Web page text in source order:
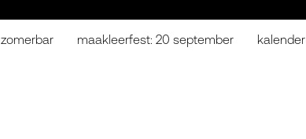
zomerbar maakleerfest: 20 september kalender